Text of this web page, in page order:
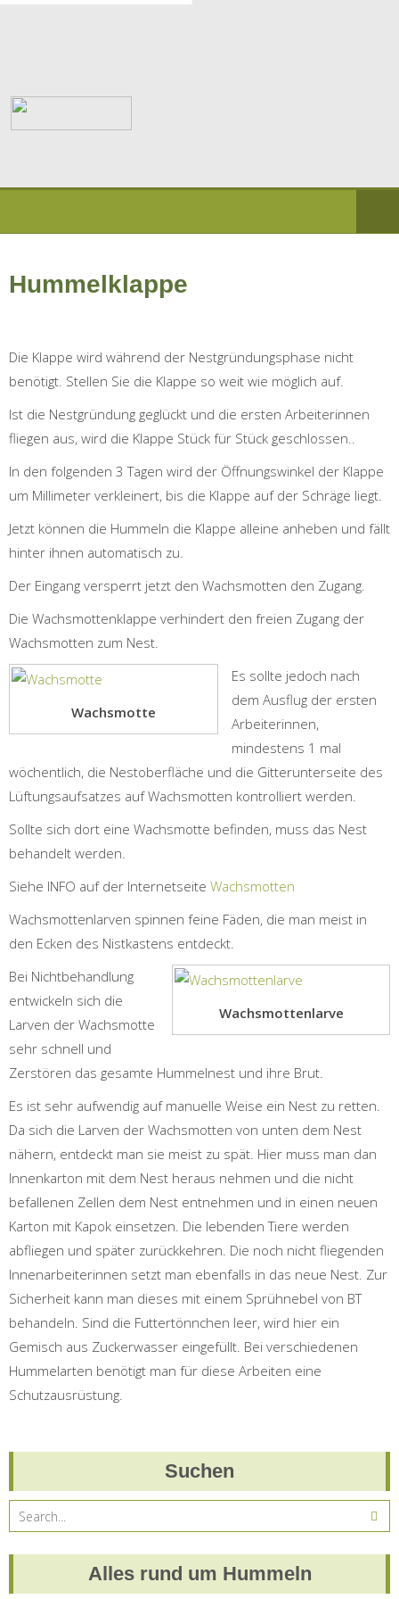
Hummelklappe
Die Klappe wird während der Nestgründungsphase nicht
benötigt. Stellen Sie die Klappe so weit wie möglich auf.
Ist die Nestgründung geglückt und die ersten Arbeiterinnen
fliegen aus, wird die Klappe Stück für Stück geschlossen..
In den folgenden 3 Tagen wird der Öffnungswinkel der Klappe
um Millimeter verkleinert, bis die Klappe auf der Schräge liegt.
Jetzt können die Hummeln die Klappe alleine anheben und fällt
hinter ihnen automatisch zu.
Der Eingang versperrt jetzt den Wachsmotten den Zugang.
Die Wachsmottenklappe verhindert den freien Zugang der
Wachsmotten zum Nest.
Wachsmotte
Es sollte jedoch nach
dem Ausflug der ersten
Arbeiterinnen,
mindestens 1 mal
wöchentlich, die Nestoberfläche und die Gitterunterseite des
Lüftungsaufsatzes auf Wachsmotten kontrolliert werden.
Sollte sich dort eine Wachsmotte befinden, muss das Nest
behandelt werden.
Siehe INFO auf der Internetseite Wachsmotten
Wachsmottenlarven spinnen feine Fäden, die man meist in
den Ecken des Nistkastens entdeckt.
Wachsmottenlarve
Bei Nichtbehandlung
entwickeln sich die
Larven der Wachsmotte
sehr schnell und
Zerstören das gesamte Hummelnest und ihre Brut.
Es ist sehr aufwendig auf manuelle Weise ein Nest zu retten.
Da sich die Larven der Wachsmotten von unten dem Nest
nähern, entdeckt man sie meist zu spät. Hier muss man dan
Innenkarton mit dem Nest heraus nehmen und die nicht
befallenen Zellen dem Nest entnehmen und in einen neuen
Karton mit Kapok einsetzen. Die lebenden Tiere werden
abfliegen und später zurückkehren. Die noch nicht fliegenden
Innenarbeiterinnen setzt man ebenfalls in das neue Nest. Zur
Sicherheit kann man dieses mit einem Sprühnebel von BT
behandeln. Sind die Futtertönnchen leer, wird hier ein
Gemisch aus Zuckerwasser eingefüllt. Bei verschiedenen
Hummelarten benötigt man für diese Arbeiten eine
Schutzausrüstung.
Suchen
Alles rund um Hummeln